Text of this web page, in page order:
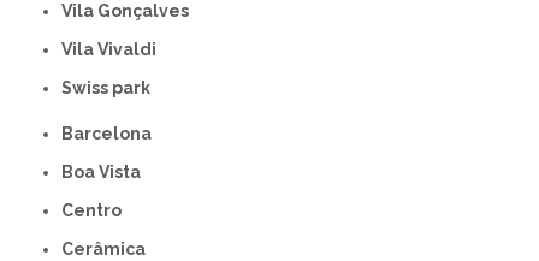
Vila Gonçalves
Vila Vivaldi
swiss park
Barcelona
Boa Vista
Centro
Cerâmica